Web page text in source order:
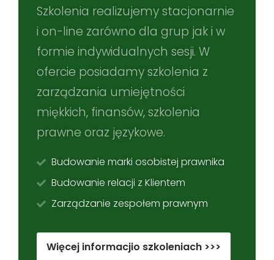
Szkolenia realizujemy stacjonarnie
i on-line zarówno dla grup jak i w
formie indywidualnych sesji. W
ofercie posiadamy szkolenia z
zarządzania umiejętności
miękkich, finansów, szkolenia
prawne oraz językowe.
Budowanie marki osobistej prawnika
Budowanie relacji z Klientem
Zarządzanie zespołem prawnym
Więcej informacjio szkoleniach >>>